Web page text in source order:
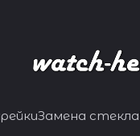
Замена стекла